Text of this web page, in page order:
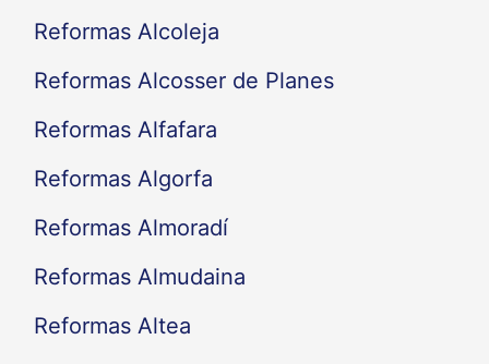
Reformas Alcoleja
Reformas Alcosser de Planes
Reformas Alfafara
Reformas Algorfa
Reformas Almoradí
Reformas Almudaina
Reformas Altea